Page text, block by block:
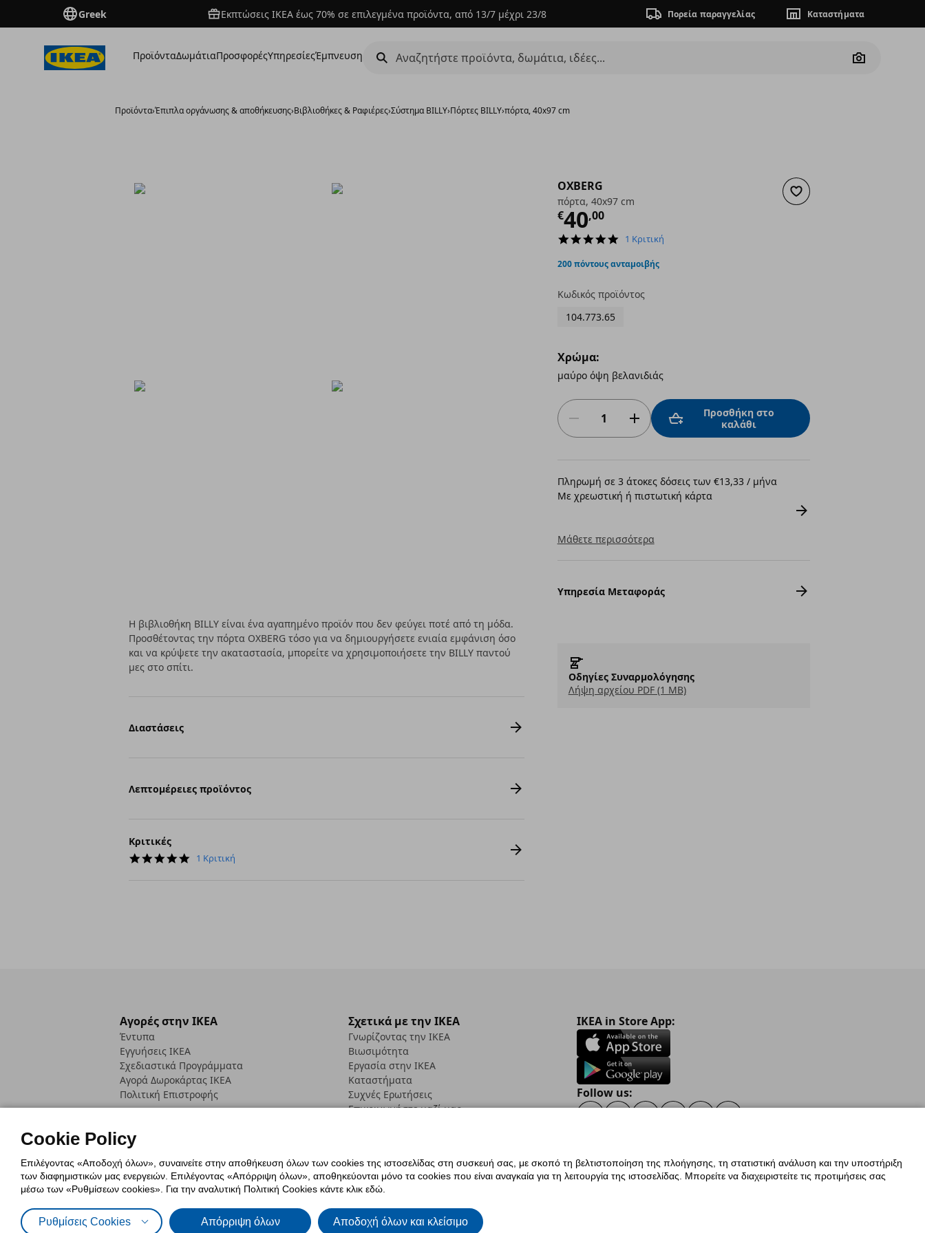
Greek Εκπτώσεις IKEA έως 70% σε επιλεγμένα προϊόντα, από 13/7 μέχρι 23/8 Πορεία παραγγελίας Καταστήματα
ΠροϊόνταΔωμάτιαΠροσφορέςΥπηρεσίεςΈμπνευση
Camera
Προϊόντα›Έπιπλα οργάνωσης & αποθήκευσης›Βιβλιοθήκες & Ραφιέρες›Σύστημα BILLY›Πόρτες BILLY›πόρτα, 40x97 cm
Προσθήκη στα αγαπημένα
OXBERG
πόρτα, 40x97 cm
€40,00
Τρέχουσα τιμή
5.0
rating
1 Κριτική
200 πόντους ανταμοιβής
Κωδικός προϊόντος
104.773.65
Χρώμα:
μαύρο όψη βελανιδιάς
Προσθήκη στο
καλάθι
Πληρωμή σε 3 άτοκες δόσεις των €13,33 / μήνα
Με χρεωστική ή πιστωτική κάρτα
Μάθετε περισσότερα
Υπηρεσία Μεταφοράς
Οδηγίες Συναρμολόγησης
Λήψη αρχείου PDF (1 MB)
Η βιβλιοθήκη BILLY είναι ένα αγαπημένο προϊόν που δεν φεύγει ποτέ από τη μόδα.
Προσθέτοντας την πόρτα OXBERG τόσο για να δημιουργήσετε ενιαία εμφάνιση όσο
και να κρύψετε την ακαταστασία, μπορείτε να χρησιμοποιήσετε την BILLY παντού
μες στο σπίτι.
Διαστάσεις
Λεπτομέρειες προϊόντος
Κριτικές
5.0
1 Κριτική
Αγορές στην IKEA
Έντυπα
Εγγυήσεις IKEA
Σχεδιαστικά Προγράμματα
Αγορά Δωρoκάρτας IKEA
Πολιτική Επιστροφής
Σχετικά με την IKEA
Γνωρίζοντας την IKEA
Βιωσιμότητα
Εργασία στην IKEA
Καταστήματα
Συχνές Ερωτήσεις
Επικοινωνήστε μαζί μας
IKEA in Store App:
Follow us:
Πολιτική Cookies Δήλωση ψηφιακής προσβασιμότηταςΡυθμίσεις cookies
Γενική Πολιτική Προσωπικών Δεδομένων
Cookie Policy
Επιλέγοντας «Αποδοχή όλων», συναινείτε στην αποθήκευση όλων των cookies της ιστοσελίδας στη συσκευή σας, με σκοπό τη βελτιστοποίηση της πλοήγησης, τη στατιστική ανάλυση και την υποστήριξη
των διαφημιστικών μας ενεργειών. Επιλέγοντας «Απόρριψη όλων», αποθηκεύονται μόνο τα cookies που είναι αναγκαία για τη λειτουργία της ιστοσελίδας. Μπορείτε να διαχειριστείτε τις προτιμήσεις σας
μέσω των «Ρυθμίσεων cookies». Για την αναλυτική Πολιτική Cookies κάντε κλικ εδώ.
Ρυθμίσεις Cookies Απόρριψη όλων Αποδοχή όλων και κλείσιμο